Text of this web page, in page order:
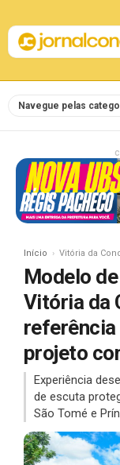
Navegue pelas
Início Vitória da
Modelo
Vitória da
projeto
Experiência
de escuta
São Tomé e